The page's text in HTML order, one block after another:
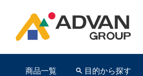
商品一覧 目的から探す